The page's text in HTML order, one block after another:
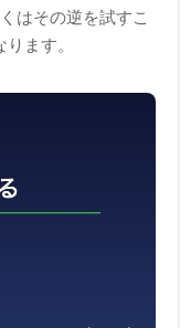
はその逆を試すこ
ます。